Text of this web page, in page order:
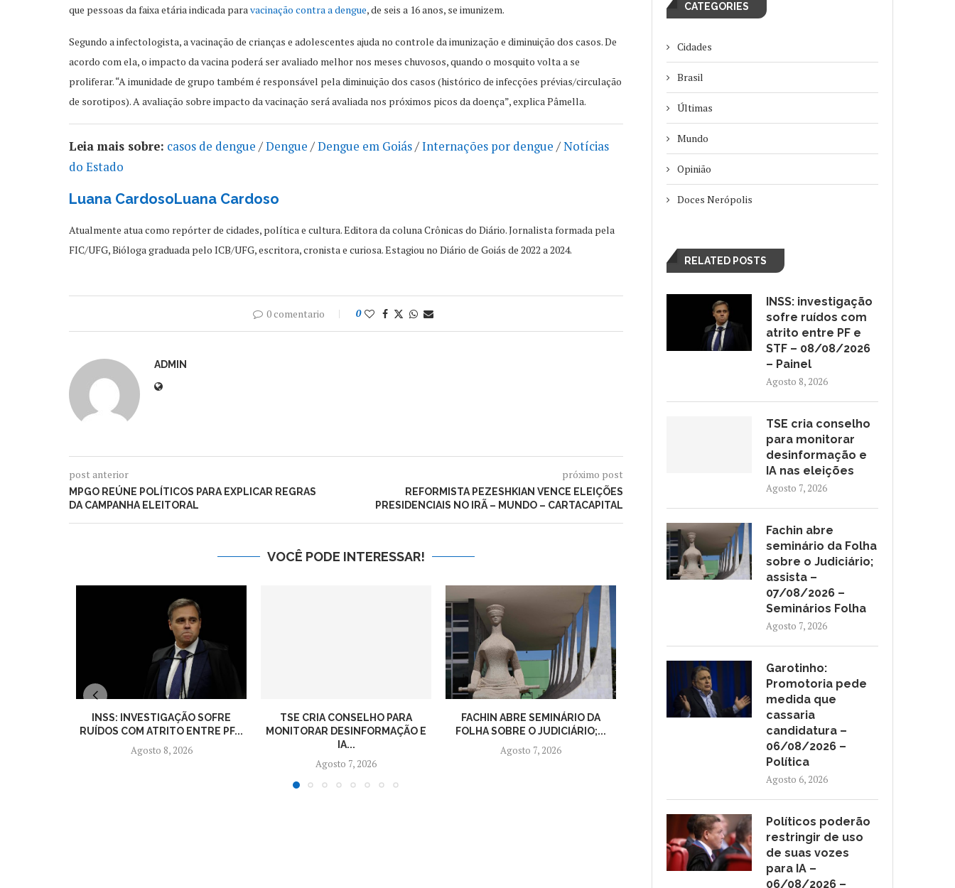
que pessoas da faixa etária indicada paravacinação contra a dengue, de seis a 16 anos, se imunizem.
Segundo a infectologista, a vacinação de crianças e adolescentes ajuda no controle da imunização e diminuição dos casos. De
acordo com ela, o impacto da vacina poderá ser avaliado melhor nos meses chuvosos, quando o mosquito volta a se
proliferar. “A imunidade de grupo também é responsável pela diminuição dos casos (histórico de infecções prévias/circulação
de sorotipos). A avaliação sobre impacto da vacinação será avaliada nos próximos picos da doença”, explica Pâmella.
Leia mais sobre: casos de dengue /Dengue /Dengue em Goiás/Internações por dengue /Notícias
do Estado
Luana CardosoLuana Cardoso
Atualmente atua como repórter de cidades, política e cultura. Editora da coluna Crônicas do Diário. Jornalista formada pela
FIC/UFG, Bióloga graduada pelo ICB/UFG, escritora, cronista e curiosa. Estagiou no Diário de Goiás de 2022 a 2024.
0 comentario 0
ADMIN
post anterior
MPGO REÚNE POLÍTICOS PARA EXPLICAR REGRAS
DA CAMPANHA ELEITORAL
próximo post
REFORMISTA PEZESHKIAN VENCE ELEIÇÕES
PRESIDENCIAIS NO IRÃ – MUNDO – CARTACAPITAL
VOCÊ PODE INTERESSAR!
INSS: INVESTIGAÇÃO SOFRE
RUÍDOS COM ATRITO ENTRE PF...
Agosto 8, 2026
TSE CRIA CONSELHO PARA
MONITORAR DESINFORMAÇÃO E
IA...
Agosto 7, 2026
FACHIN ABRE SEMINÁRIO DA
FOLHA SOBRE O JUDICIÁRIO;...
Agosto 7, 2026
GAROTINHO: PROMOTORIA PEDE
MEDIDA QUE CASSARIA
DE USO DE SUAS
CATEGORIES
Cidades
Brasil
Últimas
Mundo
Opinião
Doces Nerópolis
RELATED POSTS
INSS: investigação
sofre ruídos com
atrito entre PF e
STF – 08/08/2026
– Painel
Agosto 8, 2026
TSE cria conselho
para monitorar
desinformação e
IA nas eleições
Agosto 7, 2026
Fachin abre
seminário da Folha
sobre o Judiciário;
assista –
07/08/2026 –
Seminários Folha
Agosto 7, 2026
Garotinho:
Promotoria pede
medida que
cassaria
candidatura –
06/08/2026 –
Política
Agosto 6, 2026
Políticos poderão
restringir de uso
de suas vozes
para IA –
06/08/2026 –